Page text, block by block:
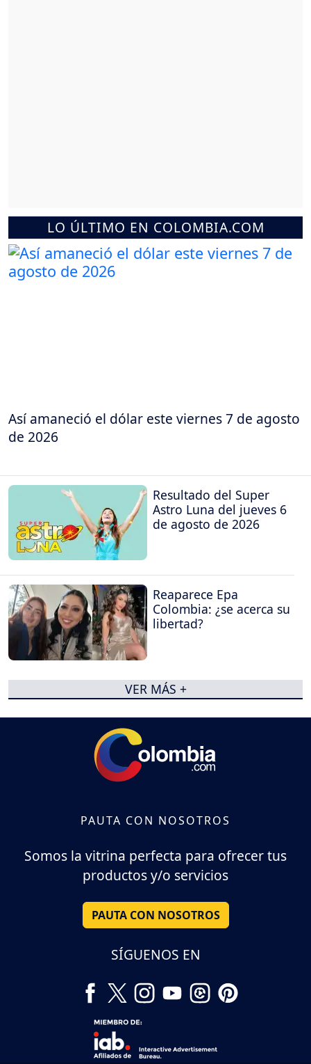
LO ÚLTIMO EN COLOMBIA.COM
Así amaneció el dólar este viernes 7 de agosto
de 2026
Resultado del Super
Astro Luna del jueves 6
de agosto de 2026
Reaparece Epa
Colombia: ¿se acerca su
libertad?
VER MÁS +
PAUTA CON NOSOTROS
Somos la vitrina perfecta para ofrecer tus
productos y/o servicios
PAUTA CON NOSOTROS
SÍGUENOS EN